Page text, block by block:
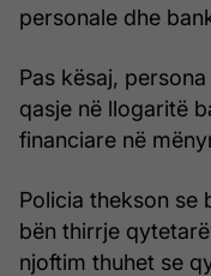
personale dhe
Pas kësaj,
qasje në llogaritë
financiare në
Policia thekson se
bën thirrje
njoftim thuhet se